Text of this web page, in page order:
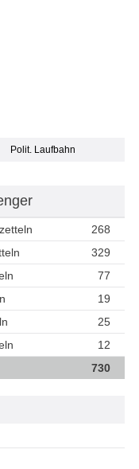
Polit. Laufbahn
268
329
77
19
25
12
730